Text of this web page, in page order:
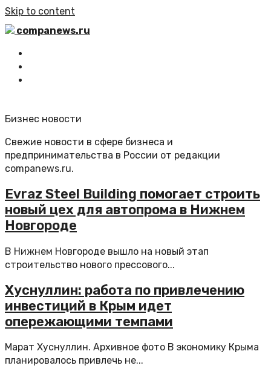
Skip to content
companews.ru
Бизнес новости
Свежие новости в сфере бизнеса и
предпринимательства в России от редакции
companews.ru.
Evraz Steel Building помогает строить
новый цех для автопрома в Нижнем
Новгороде
В Нижнем Новгороде вышло на новый этап
строительство нового прессового...
Хуснуллин: работа по привлечению
инвестиций в Крым идет
опережающими темпами
Марат Хуснуллин. Архивное фото В экономику Крыма
планировалось привлечь не...